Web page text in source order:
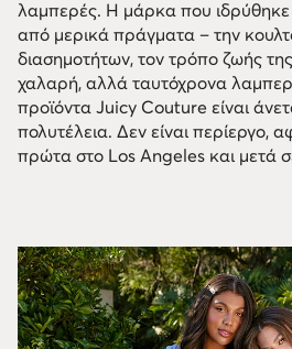
λαμπερές. Η μάρκα που
από μερικά πράγματα – την
διασημοτήτων, τον τρόπο ζωής
χαλαρή, αλλά ταυτόχρονα
προϊόντα Juicy Couture είναι
πολυτέλεια. Δεν είναι περίεργο,
πρώτα στο Los Angeles και μετά